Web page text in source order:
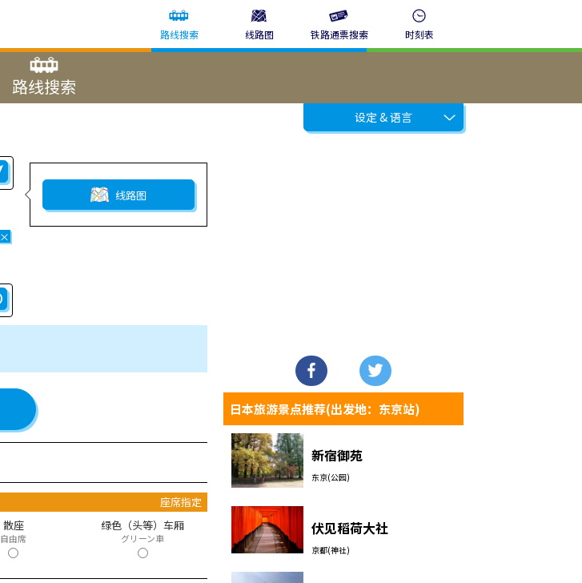
路线搜索 线路图 铁路通票搜索 时刻表
路线搜索
设定 & 语言
×
线路图
座席指定
散座
自由席
绿色（头等）车厢
グリーン車
日本旅游景点推荐(出发地：东京站)
新宿御苑
东京(公园)
伏见稻荷大社
京都(神社)